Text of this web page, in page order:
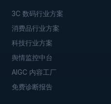
3C 数码行业方案
消费品行业方案
科技行业方案
舆情监控中台
AIGC 内容工厂
免费诊断报告